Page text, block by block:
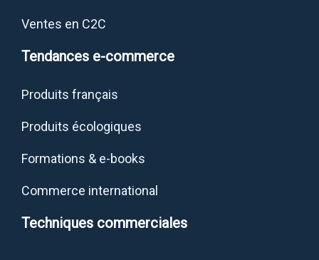
Ventes en C2C
Tendances e-commerce
Produits français
Produits écologiques
Formations & e-books
Commerce international
Techniques commerciales